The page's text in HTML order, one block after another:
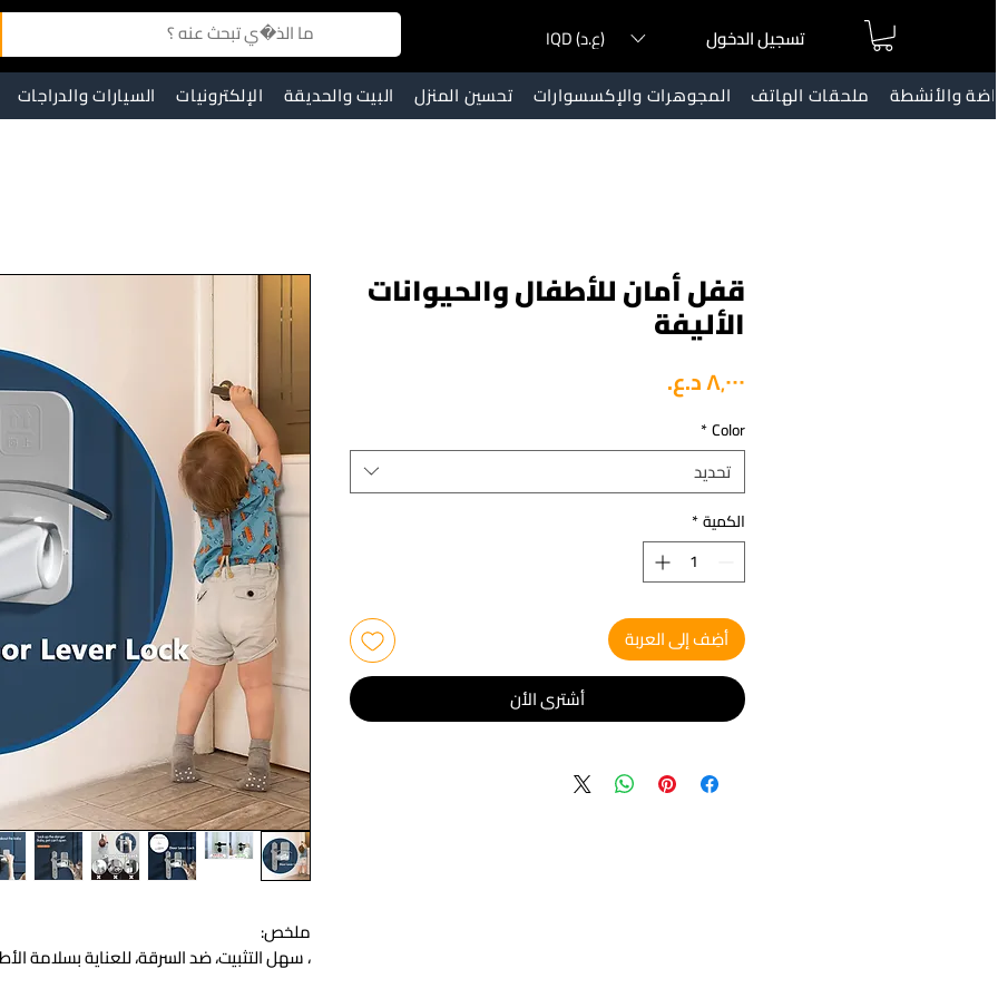
IQD (ع.د)
تسجيل الدخول
السيارات والدراجات
الإلكترونيات البيت والحديقة تحسين المنزل المجوهرات والإكسسوارات ملحقات الهاتف والأنشطة
ملخص:
، سهل التثبيت، ضد السرقة، للعناية بسلامة
قفل أمان للأطفال والحيوانات
الأليفة
Color
*
تحديد
الكمية*
أضِف إلى العربة
أشتري الأن